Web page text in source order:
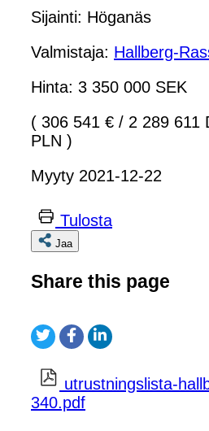
Sijainti: Höganäs
Valmistaja: Hallberg-
Hinta: 3 350 000 SEK
( 306 541 € / 2 289 611
PLN )
Myyty 2021-12-22
Tulosta
Jaa
Share this page
utrustningslista-
340.pdf